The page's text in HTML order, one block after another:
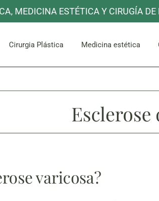
MEDICINA ESTÉTICA Y CIRUGÍA DE
Cirurgia Plástica
Rosto e Pescoço
Medicina estética
Esclerose
varicosa?